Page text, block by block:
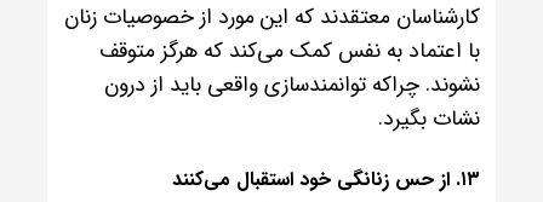
کارشناسان معتقدند که این مورد از خصوصیات زنان
با اعتماد به نفس کمک می‌کند که هرگز متوقف
نشوند. چراکه توانمندسازی واقعی باید از درون
نشات بگیرد.
۱۳. از حس زنانگی خود استقبال می‌کنند